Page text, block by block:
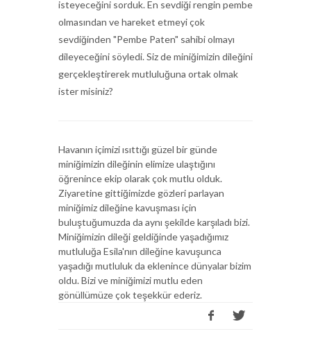
isteyeceğini sorduk. En sevdiği rengin pembe
olmasından ve hareket etmeyi çok
sevdiğinden "Pembe Paten" sahibi olmayı
dileyeceğini söyledi. Siz de miniğimizin dileğini
gerçekleştirerek mutluluğuna ortak olmak
ister misiniz?
Havanın içimizi ısıttığı güzel bir günde
miniğimizin dileğinin elimize ulaştığını
öğrenince ekip olarak çok mutlu olduk.
Ziyaretine gittiğimizde gözleri parlayan
miniğimiz dileğine kavuşması için
buluştuğumuzda da aynı şekilde karşıladı bizi.
Miniğimizin dileği geldiğinde yaşadığımız
mutluluğa Esila'nın dileğine kavuşunca
yaşadığı mutluluk da eklenince dünyalar bizim
oldu. Bizi ve miniğimizi mutlu eden
gönüllümüze çok teşekkür ederiz.